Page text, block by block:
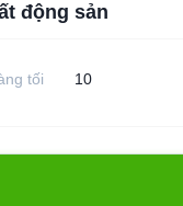
động sản
tối
10